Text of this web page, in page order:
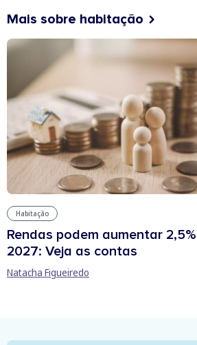
Mais sobre habitação
Habitação
Rendas podem aumentar
2027: Veja as contas
Natacha Figueiredo